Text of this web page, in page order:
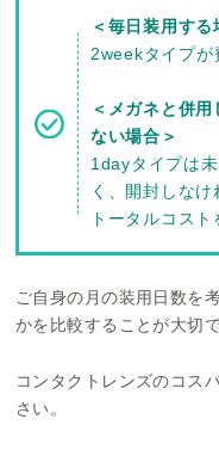
＜毎日装用する
2weekタイプが
＜メガネと併
ない場合＞
1dayタイプは
く、開封しな
トータルコス
ご自身の月の装用日数を
かを比較することが大切で
コンタクトレンズのコス
さい。